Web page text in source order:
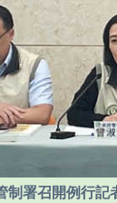
制署召開例行記